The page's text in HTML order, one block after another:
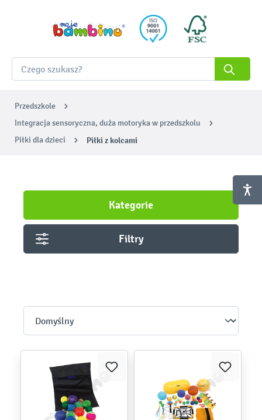
Przedszkole
Integracja sensoryczna, duża motoryka w przedszkolu
Piłki dla dzieci
Piłki z kolcami
Kategorie
Filtry